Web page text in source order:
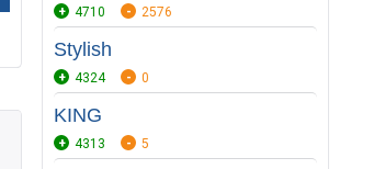
4710 2576
Stylish
4324 0
KING
4313 5